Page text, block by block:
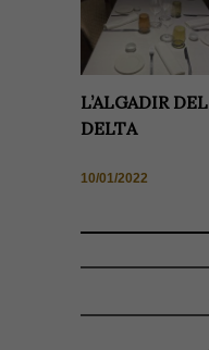
L’ALGADIR DEL
DELTA
10/01/2022